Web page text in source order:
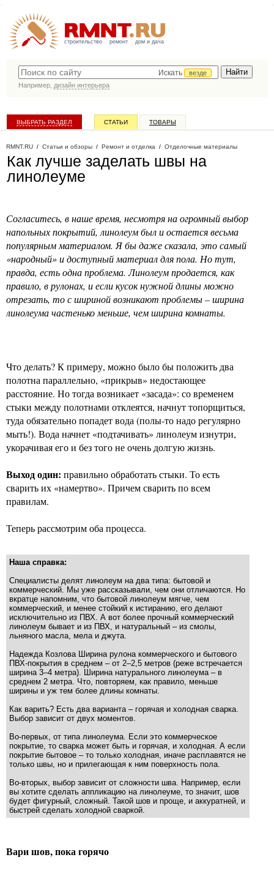
строительство ремонт дом и дача
Искать
везде
Например, дизайн интерьера
ВЫБРАТЬ РАЗДЕЛ СТАТЬИ ТОВАРЫ
RMNT.RU / Статьи и обзоры / Ремонт и отделка / Отделочные материалы
Как лучше заделать швы на
линолеуме
Согласитесь, в наше время, несмотря на огромный выбор
напольных покрытий, линолеум был и остается весьма
популярным материалом. Я бы даже сказала, это самый
«народный» и доступный материал для пола. Но тут,
правда, есть одна проблема. Линолеум продается, как
правило, в рулонах, и если кусок нужной длины можно
отрезать, то с шириной возникают проблемы – ширина
линолеума частенько меньше, чем ширина комнаты.
Что делать? К примеру, можно было бы положить два
полотна параллельно, «прикрыв» недостающее
расстояние. Но тогда возникает «засада»: со временем
стыки между полотнами отклеятся, начнут топорщиться,
туда обязательно попадет вода (полы-то надо регулярно
мыть!). Вода начнет «подтачивать» линолеум изнутри,
укорачивая его и без того не очень долгую жизнь.
Выход один: правильно обработать стыки. То есть
сварить их «намертво». Причем сварить по всем
правилам.
Теперь рассмотрим оба процесса.
Наша справка:
Специалисты делят линолеум на два типа: бытовой и
коммерческий. Мы уже рассказывали, чем они отличаются. Но
вкратце напомним, что бытовой линолеум мягче, чем
коммерческий, и менее стойкий к истиранию, его делают
исключительно из ПВХ. А вот более прочный коммерческий
линолеум бывает и из ПВХ, и натуральный – из смолы,
льняного масла, мела и джута.
Надежда Козлова Ширина рулона коммерческого и бытового
ПВХ-покрытия в среднем – от 2–2,5 метров (реже встречается
ширина 3–4 метра). Ширина натурального линолеума – в
среднем 2 метра. Что, повторяем, как правило, меньше
ширины и уж тем более длины комнаты.
Как варить? Есть два варианта – горячая и холодная сварка.
Выбор зависит от двух моментов.
Во-первых, от типа линолеума. Если это коммерческое
покрытие, то сварка может быть и горячая, и холодная. А если
покрытие бытовое – то только холодная, иначе расплавятся не
только швы, но и прилегающая к ним поверхность пола.
Во-вторых, выбор зависит от сложности шва. Например, если
вы хотите сделать аппликацию на линолеуме, то значит, шов
будет фигурный, сложный. Такой шов и проще, и аккуратней, и
быстрей сделать холодной сваркой.
Вари шов, пока горячо